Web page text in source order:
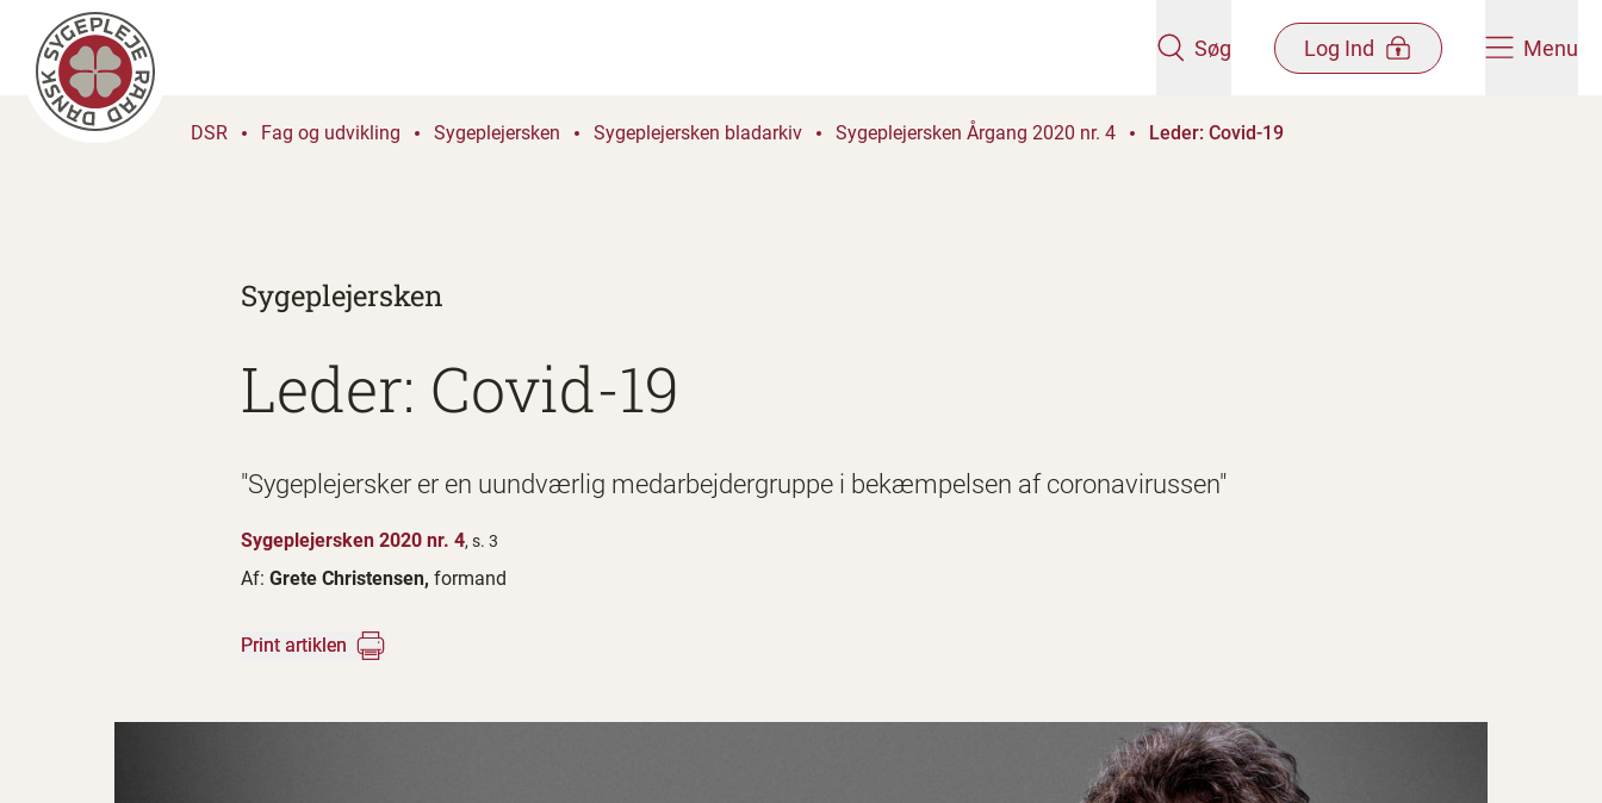
Søg Log Ind Menu
DSR Fag og udvikling Sygeplejersken Sygeplejersken bladarkiv Sygeplejersken Årgang 2020 nr. 4 Leder: Covid-19
Sygeplejersken
Leder: Covid-19
"Sygeplejersker er en uundværlig medarbejdergruppe i bekæmpelsen af coronavirussen"
Sygeplejersken 2020 nr. 4, s. 3
Af: Grete Christensen, formand
Print artiklen